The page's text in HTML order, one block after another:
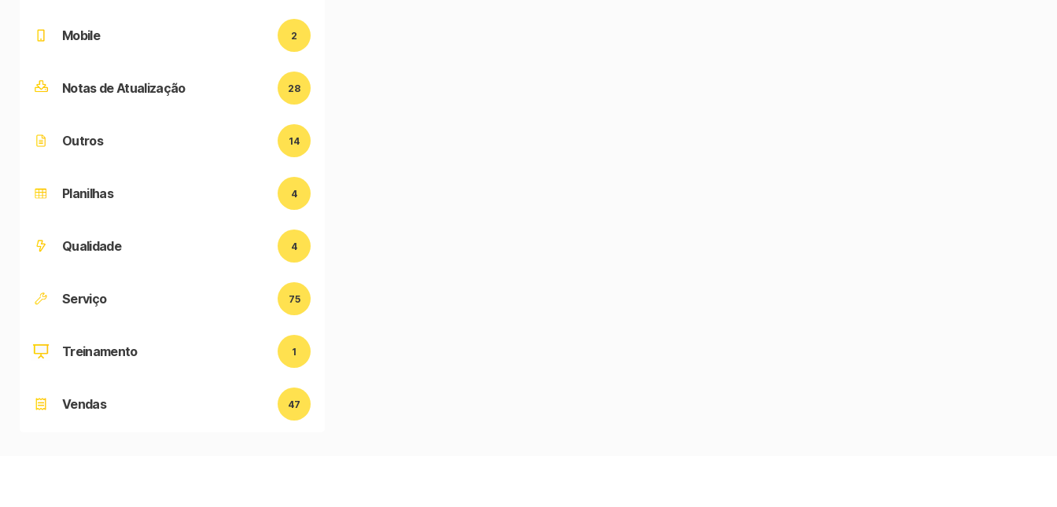
Mobile 2
Notas de Atualização 28
Outros 14
Planilhas 4
Qualidade 4
Serviço 75
Treinamento 1
Vendas 47